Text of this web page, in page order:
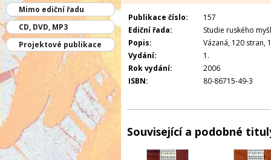
Mimo ediční řadu
CD, DVD, MP3
Projektové publikace
Publikace číslo:
157
Ediční řada:
Studie ruského
Popis:
Vázaná, 120 stran,
Vydání:
1.
Rok vydání:
2006
ISBN:
80-86715-49-3
Související a podobné